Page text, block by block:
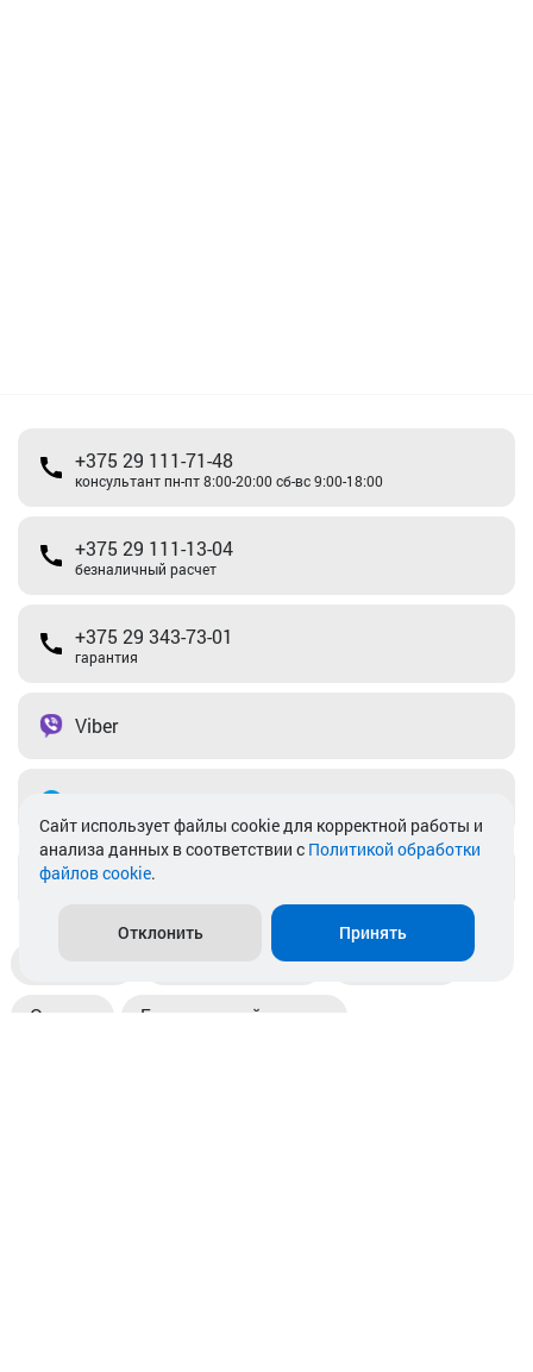
+375 29 111-71-48
консультант пн-пт 8:00-20:00 сб-вс 9:00-18:00
+375 29 111-13-04
безналичный расчет
+375 29 343-73-01
гарантия
Viber
info@akkamulik.by
Пункты выдачи Магазины
Оплата Безналичный расчет
Cайт использует файлы cookie для корректной работы и
анализа данных в соответствии с Политикой обработки
файлов cookie.
Отклонить Принять